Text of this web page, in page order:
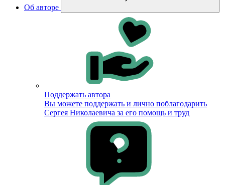
Об авторе
Поддержать автора
Вы можете поддержать и лично поблагодарить
Сергея Николаевича за его помощь и труд